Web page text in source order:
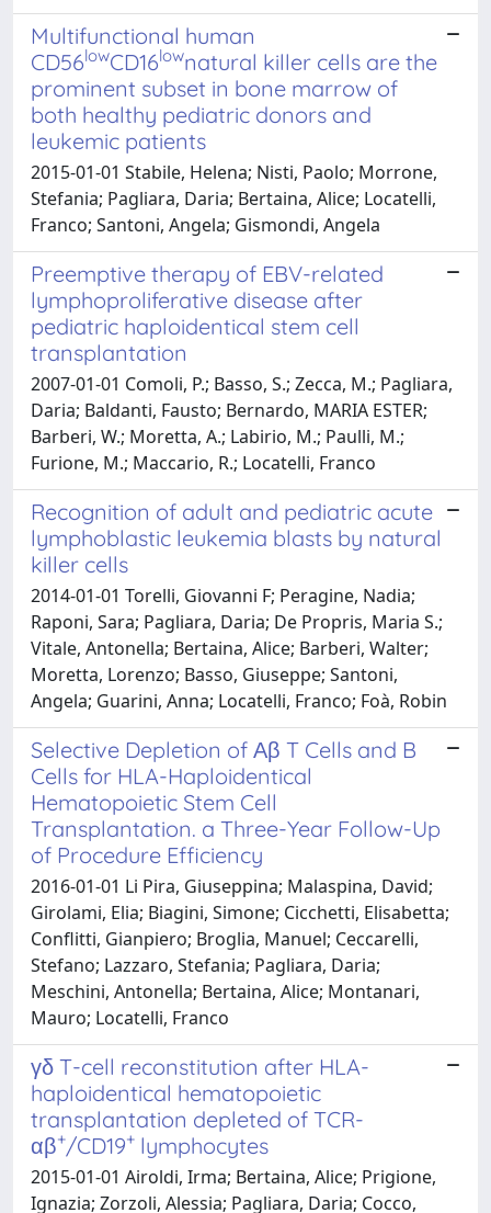
Multifunctional human
CD56lowCD16lownatural killer cells are the
prominent subset in bone marrow of
both healthy pediatric donors and
leukemic patients
2015-01-01 Stabile, Helena; Nisti, Paolo; Morrone,
Stefania; Pagliara, Daria; Bertaina, Alice; Locatelli,
Franco; Santoni, Angela; Gismondi, Angela
Preemptive therapy of EBV-related
lymphoproliferative disease after
pediatric haploidentical stem cell
transplantation
2007-01-01 Comoli, P.; Basso, S.; Zecca, M.; Pagliara,
Daria; Baldanti, Fausto; Bernardo, MARIA ESTER;
Barberi, W.; Moretta, A.; Labirio, M.; Paulli, M.;
Furione, M.; Maccario, R.; Locatelli, Franco
Recognition of adult and pediatric acute
lymphoblastic leukemia blasts by natural
killer cells
2014-01-01 Torelli, Giovanni F; Peragine, Nadia;
Raponi, Sara; Pagliara, Daria; De Propris, Maria S.;
Vitale, Antonella; Bertaina, Alice; Barberi, Walter;
Moretta, Lorenzo; Basso, Giuseppe; Santoni,
Angela; Guarini, Anna; Locatelli, Franco; Foà, Robin
Selective Depletion of Αβ T Cells and B
Cells for HLA-Haploidentical
Hematopoietic Stem Cell
Transplantation. a Three-Year Follow-Up
of Procedure Efficiency
2016-01-01 Li Pira, Giuseppina; Malaspina, David;
Girolami, Elia; Biagini, Simone; Cicchetti, Elisabetta;
Conflitti, Gianpiero; Broglia, Manuel; Ceccarelli,
Stefano; Lazzaro, Stefania; Pagliara, Daria;
Meschini, Antonella; Bertaina, Alice; Montanari,
Mauro; Locatelli, Franco
γδ T-cell reconstitution after HLA-
haploidentical hematopoietic
transplantation depleted of TCR-
αβ+/CD19+ lymphocytes
2015-01-01 Airoldi, Irma; Bertaina, Alice; Prigione,
Ignazia; Zorzoli, Alessia; Pagliara, Daria; Cocco,